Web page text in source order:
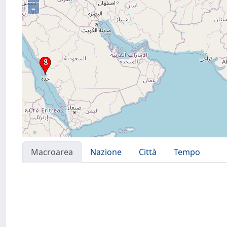
–
Macroarea Nazione Città Tempo